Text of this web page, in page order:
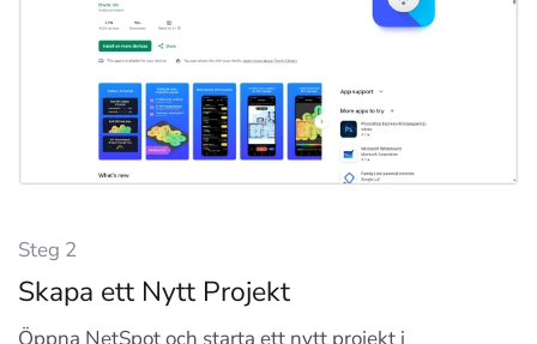
Steg 2
Skapa ett Nytt Projekt